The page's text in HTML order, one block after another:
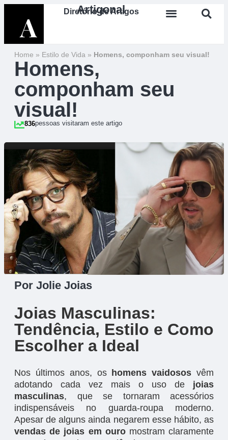
Artigonal
Diretório de Artigos
Home » Estilo de Vida » Homens, componham seu visual!
Homens,
componham seu
visual!
836pessoas visitaram este artigo
Por Jolie Joias
Joias Masculinas:
Tendência, Estilo e Como
Escolher a Ideal
Nos últimos anos, os homens vaidosos vêm
adotando cada vez mais o uso de joias
masculinas, que se tornaram acessórios
indispensáveis no guarda-roupa moderno.
Apesar de alguns ainda negarem esse hábito, as
vendas de joias em ouromostram claramente